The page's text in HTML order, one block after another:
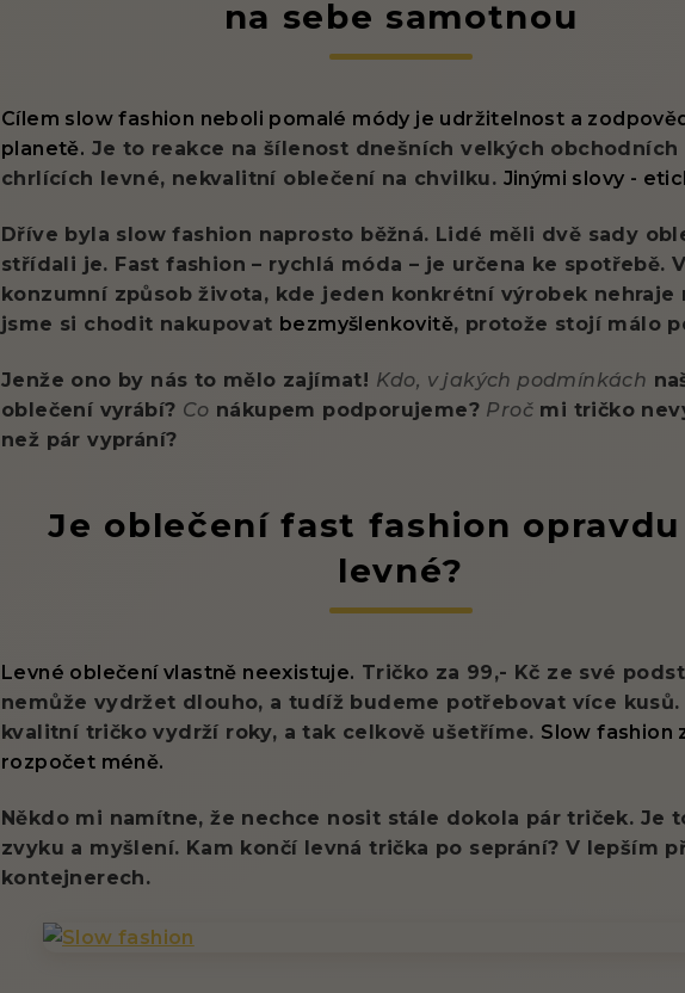
na sebe samotnou
Cílem slow fashion neboli pomalé módy je udržitelnost a
planetě. Je to reakce na šílenost dnešních velkých obchodních
chrlících levné, nekvalitní oblečení na chvilku. Jinými slovy -
Dříve byla slow fashion naprosto běžná. Lidé měli dvě sady
střídali je. Fast fashion – rychlá móda – je určena ke spotřebě.
konzumní způsob života, kde jeden konkrétní výrobek nehraje
jsme si chodit nakupovat bezmyšlenkovitě, protože stojí málo
Jenže ono by nás to mělo zajímat! Kdo, v jakých podmínkách
oblečení vyrábí? Co nákupem podporujeme? Proč mi tričko
než pár vyprání?
Je oblečení fast fashion
levné?
Levné oblečení vlastně neexistuje. Tričko za 99,- Kč ze své
nemůže vydržet dlouho, a tudíž budeme potřebovat více kusů.
kvalitní tričko vydrží roky, a tak celkově ušetříme. Slow fashion
rozpočet méně.
Někdo mi namítne, že nechce nosit stále dokola pár triček. Je
zvyku a myšlení. Kam končí levná trička po seprání? V lepším
kontejnerech.